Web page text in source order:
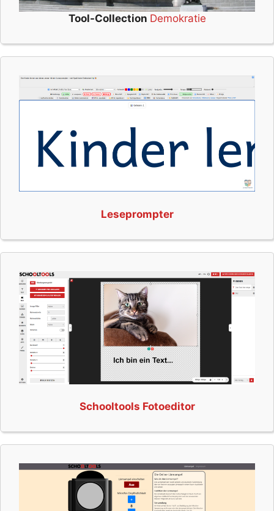
Tool-Collection Demokratie
Leseprompter
Schooltools Fotoeditor